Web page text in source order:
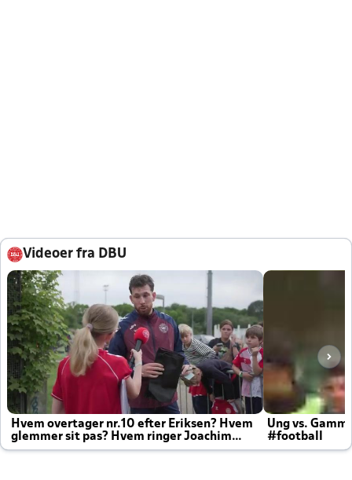
Videoer fra DBU
Hvem overtager nr.10 efter Eriksen? Hvem
glemmer sit pas? Hvem ringer Joachim
altid til efter kampe?
Ung vs.
#football